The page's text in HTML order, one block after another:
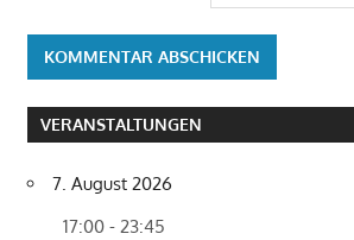
VERANSTALTUNGEN
7. August 2026
17:00 - 23:45